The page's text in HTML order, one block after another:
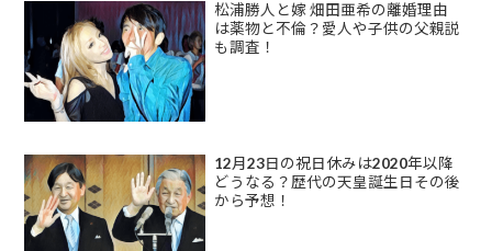
松浦勝人と嫁 畑田亜希の離婚理由
は薬物と不倫？愛人や子供の父親説
も調査！
12月23日の祝日休みは2020年以降
どうなる？歴代の天皇誕生日その後
から予想！